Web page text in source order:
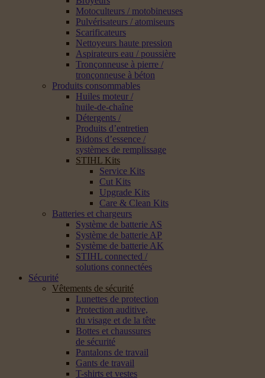
Motoculteurs / motobineuses
Pulvérisateurs / atomiseurs
Scarificateurs
Nettoyeurs haute pression
Aspirateurs eau / poussière
Tronçonneuse à pierre /
tronçonneuse à béton
Produits consommables
Huiles moteur /
huile-de-chaîne
Détergents /
Produits d’entretien
Bidons d’essence /
systèmes de remplissage
STIHL Kits
Service Kits
Cut Kits
Upgrade Kits
Care & Clean Kits
Batteries et chargeurs
Système de batterie AS
Système de batterie AP
Système de batterie AK
STIHL connected /
solutions connectées
Sécurité
Vêtements de sécurité
Lunettes de protection
Protection auditive,
du visage et de la tête
Bottes et chaussures
de sécurité
Pantalons de travail
Gants de travail
T-shirts et vestes